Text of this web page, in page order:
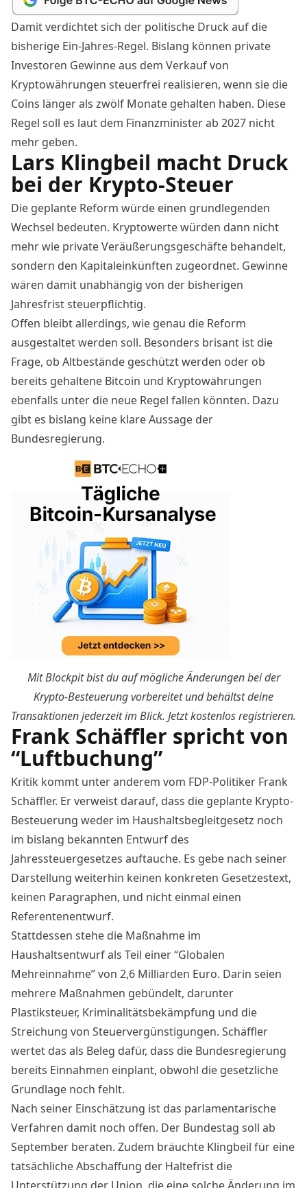
Damit verdichtet sich der politische Druck auf die
bisherige Ein-Jahres-Regel. Bislang können private
Investoren Gewinne aus dem Verkauf von
Kryptowährungen steuerfrei realisieren, wenn sie die
Coins länger als zwölf Monate gehalten haben. Diese
Regel soll es laut dem Finanzminister ab 2027 nicht
mehr geben.
Lars Klingbeil macht Druck
bei der Krypto-Steuer
Die geplante Reform würde einen grundlegenden
Wechsel bedeuten. Kryptowerte würden dann nicht
mehr wie private Veräußerungsgeschäfte behandelt,
sondern den Kapitaleinkünften zugeordnet. Gewinne
wären damit unabhängig von der bisherigen
Jahresfrist steuerpflichtig.
Offen bleibt allerdings, wie genau die Reform
ausgestaltet werden soll. Besonders brisant ist die
Frage, ob Altbestände geschützt werden oder ob
bereits gehaltene Bitcoin und Kryptowährungen
ebenfalls unter die neue Regel fallen könnten. Dazu
gibt es bislang keine klare Aussage der
Bundesregierung.
Mit Blockpit bist du auf mögliche Änderungen bei der
Krypto-Besteuerung vorbereitet und behältst deine
Transaktionen jederzeit im Blick. Jetzt kostenlos registrieren.
Frank Schäffler spricht von
“Luftbuchung”
Kritik kommt unter anderem vom FDP-Politiker Frank
Schäffler. Er verweist darauf, dass die geplante Krypto-
Besteuerung weder im Haushaltsbegleitgesetz noch
im bislang bekannten Entwurf des
Jahressteuergesetzes auftauche. Es gebe nach seiner
Darstellung weiterhin keinen konkreten Gesetzestext,
keinen Paragraphen, und nicht einmal einen
Referentenentwurf.
Stattdessen stehe die Maßnahme im
Haushaltsentwurf als Teil einer “Globalen
Mehreinnahme” von 2,6 Milliarden Euro. Darin seien
mehrere Maßnahmen gebündelt, darunter
Plastiksteuer, Kriminalitätsbekämpfung und die
Streichung von Steuervergünstigungen. Schäffler
wertet das als Beleg dafür, dass die Bundesregierung
bereits Einnahmen einplant, obwohl die gesetzliche
Grundlage noch fehlt.
Nach seiner Einschätzung ist das parlamentarische
Verfahren damit noch offen. Der Bundestag soll ab
September beraten. Zudem bräuchte Klingbeil für eine
tatsächliche Abschaffung der Haltefrist die